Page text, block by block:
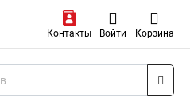
Контакты Войти Корзина